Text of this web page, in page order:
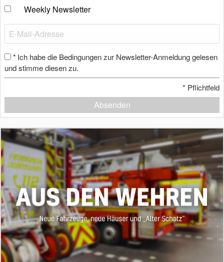
Weekly Newsletter
* Ich habe die Bedingungen zur Newsletter-Anmeldung gelesen
und stimme diesen zu.
* Pflichtfeld
Absenden